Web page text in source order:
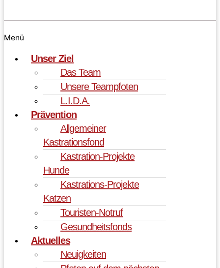
Menü
Unser Ziel
Das Team
Unsere Teampfoten
L.I.D.A.
Prävention
Allgemeiner
Kastrationsfond
Kastration-Projekte
Hunde
Kastrations-Projekte
Katzen
Touristen-Notruf
Gesundheitsfonds
Aktuelles
Neuigkeiten